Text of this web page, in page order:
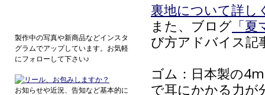
裏地について詳し
また、ブログ 「
び方アドバイス記
ゴム：日本製の
で耳にかかる力が
製作中の写真や新商品などインスタ
グラムでアップしています。お気軽
にフォローして下さい♪
お知らせや近況、告知など基本的に